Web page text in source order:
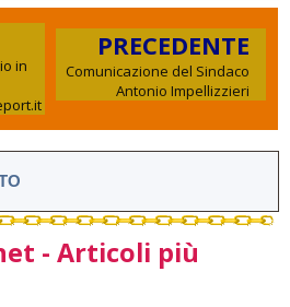
in
PRECEDENTE
Comunicazione del Sindaco
Antonio Impellizzieri
- Articoli più